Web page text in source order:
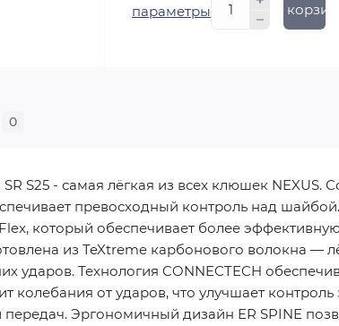
параметры
В корзину
0
S25 - самая лёгкая из всех клюшек NEXUS.
превосходный контроль над
который обеспечивает более
из TeXtreme карбонового волокна —
ударов. Технология CONNECTECH
колебания от ударов, что улучшает
Эргономичный дизайн ER SPINE